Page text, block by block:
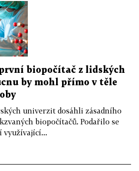
biopočítač z lidských
by mohl přímo v těle
univerzit dosáhli zásadního
biopočítačů. Podařilo se